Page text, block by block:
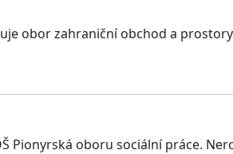
obor zahraniční obchod a
Pionyrská oboru sociální práce.